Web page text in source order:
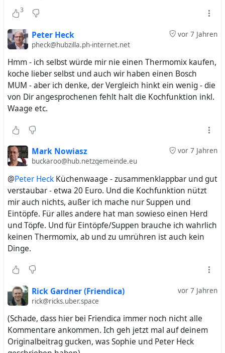
3
vor 7 Jahren
Peter Heck
pheck@hubzilla.ph-internet.net
Hmm - ich selbst würde mir nie einen Thermomix kaufen,
koche lieber selbst und auch wir haben einen Bosch
MUM - aber ich denke, der Vergleich hinkt ein wenig - die
von Dir angesprochenen fehlt halt die Kochfunktion inkl.
Waage etc.
vor 7 Jahren
Mark Nowiasz
buckaroo@hub.netzgemeinde.eu
@Peter Heck Küchenwaage - zusammenklappbar und gut
verstaubar - etwa 20 Euro. Und die Kochfunktion nützt
mir auch nichts, außer ich mache nur Suppen und
Eintöpfe. Für alles andere hat man sowieso einen Herd
und Töpfe. Und für Eintöpfe/Suppen brauche ich wahrlich
keinen Thermomix, ab und zu umrühren ist auch kein
Dinge.
vor 7 Jahren
Rick Gardner (Friendica)
rick@ricks.uber.space
(Schade, dass hier bei Friendica immer noch nicht alle
Kommentare ankommen. Ich geh jetzt mal auf deinem
Originalbeitrag gucken, was Sophie und Peter Heck